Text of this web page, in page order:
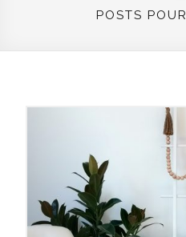
POSTS POUR